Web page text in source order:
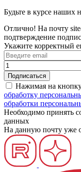
Будьте в курсе наших
Отлично! На почту
подтверждение
Укажите корректный
Нажимая на
обработку
обработки
Необходимо принять
данных
На данную почту уже